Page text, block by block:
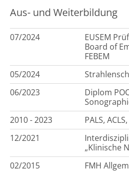
Aus- und Weiterbildung
07/2024
EUSEM
Board of
FEBEM
05/2024
06/2023
Diplom
2010 - 2023
PALS,
12/2021
„Klinische
02/2015
FMH